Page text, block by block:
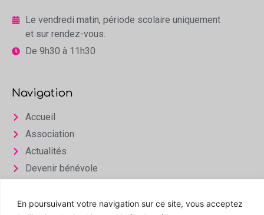
En poursuivant votre navigation sur ce site, vous acceptez
Le vendredi matin, période scolaire uniquement
et sur rendez-vous.
De 9h30 à 11h30
Navigation
Accueil
Association
Actualités
Devenir bénévole